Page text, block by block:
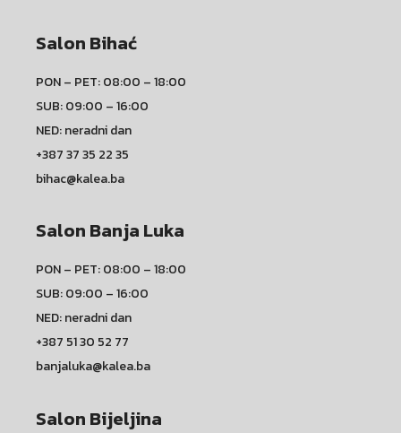
Salon Bihać
PON – PET: 08:00 – 18:00
SUB: 09:00 – 16:00
NED: neradni dan
+387 37 35 22 35
bihac@kalea.ba
Salon Banja Luka
PON – PET: 08:00 – 18:00
SUB: 09:00 – 16:00
NED: neradni dan
+387 51 30 52 77
banjaluka@kalea.ba
Salon Bijeljina